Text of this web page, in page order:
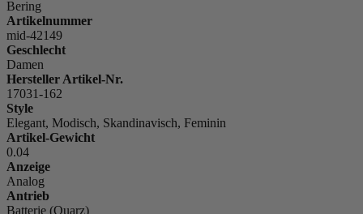
Bering
Artikelnummer
mid-42149
Geschlecht
Damen
Hersteller Artikel-Nr.
17031-162
Style
Elegant, Modisch, Skandinavisch, Feminin
Artikel-Gewicht
0.04
Anzeige
Analog
Antrieb
Batterie (Quarz)